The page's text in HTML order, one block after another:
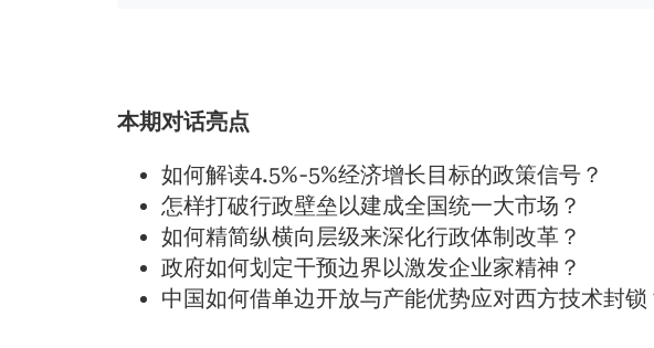
本期对话亮点
如何解读4.5%-5%经济增长目标的政策信号？
怎样打破行政壁垒以建成全国统一大市场？
如何精简纵横向层级来深化行政体制改革？
政府如何划定干预边界以激发企业家精神？
中国如何借单边开放与产能优势应对西方技术封锁